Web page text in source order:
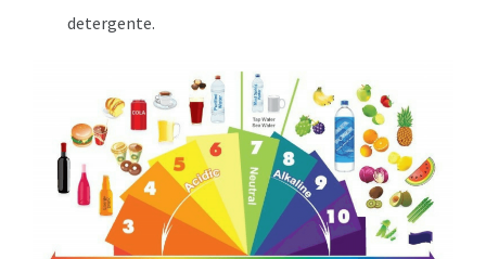
detergente.